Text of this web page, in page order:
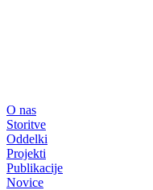
O nas
Storitve
Oddelki
Projekti
Publikacije
Novice